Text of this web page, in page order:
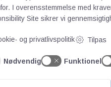
sin hidtil største
I overensstemmelse med
Site sikrer vi
og privatlivspolitik Tilpas
Nødvendig Funktionel